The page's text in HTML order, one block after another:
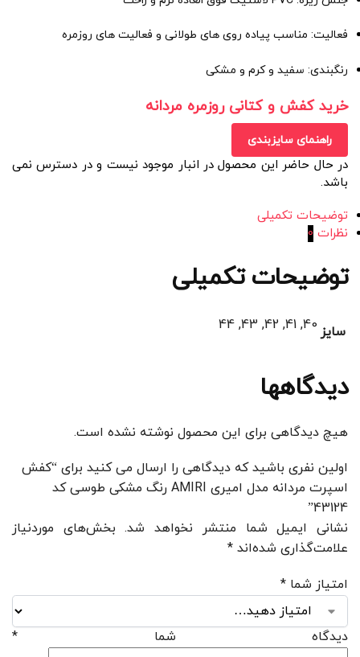
فعالیت: مناسب پیاده روی های طولانی و فعالیت های روزمره
رنگبندی: سفید و کرم و مشکی
خرید کفش و کتانی روزمره مردانه
راهنمای سایزبندی
در حال حاضر این محصول در انبار موجود نیست و در دسترس نمی
باشد.
توضیحات تکمیلی
نظرات 0
توضیحات تکمیلی
سایز 40, 41, 42, 43, 44
دیدگاهها
هیچ دیدگاهی برای این محصول نوشته نشده است.
اولین نفری باشید که دیدگاهی را ارسال می کنید برای “کفش
اسپرت مردانه مدل امیری AMIRI رنگ مشکی طوسی کد
43124”
نشانی ایمیل شما منتشر نخواهد شد. بخش‌های موردنیاز
علامت‌گذاری شده‌اند *
امتیاز شما *
دیدگاه شما *